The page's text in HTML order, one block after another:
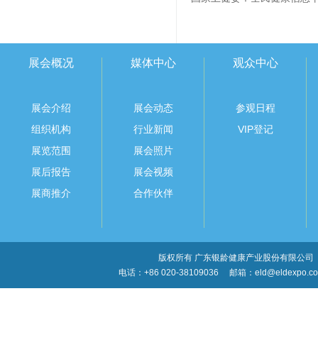
展会概况
展会介绍
组织机构
展览范围
展后报告
展商推介
媒体中心
展会动态
行业新闻
展会照片
展会视频
合作伙伴
观众中心
参观日程
VIP登记
版权所有 广东银龄健康产业股份有限公司
电话：+86 020-38109036
邮箱：